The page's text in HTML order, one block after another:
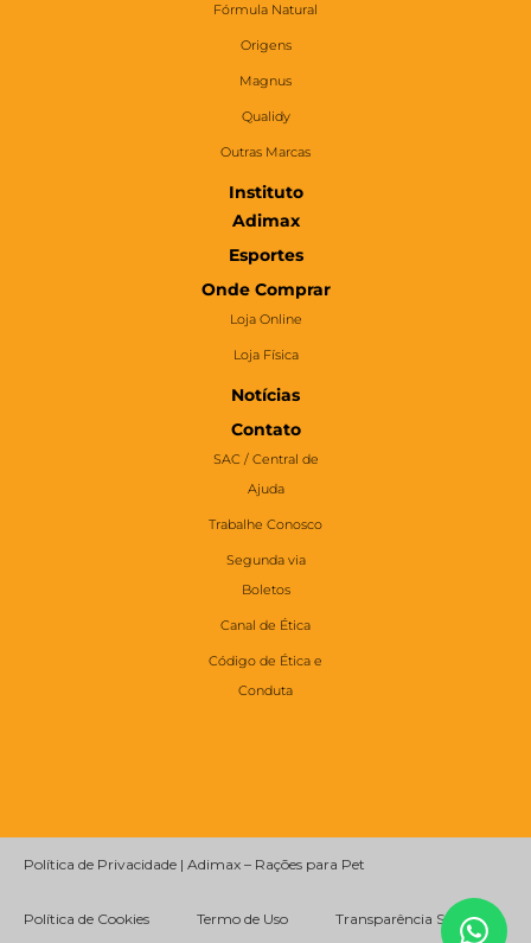
Fórmula Natural
Origens
Magnus
Qualidy
Outras Marcas
Instituto
Adimax
Esportes
Onde Comprar
Loja Online
Loja Física
Notícias
Contato
SAC / Central de
Ajuda
Trabalhe Conosco
Segunda via
Boletos
Canal de Ética
Código de Ética e
Conduta
Política de Privacidade | Adimax – Rações para Pet
Política de Cookies Termo de Uso Transparência Salarial